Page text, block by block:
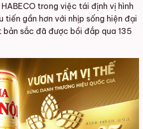
trong việc tái định vị hình
tiến gần hơn với nhịp sống hiện đại
sắc đã được bồi đắp qua 135